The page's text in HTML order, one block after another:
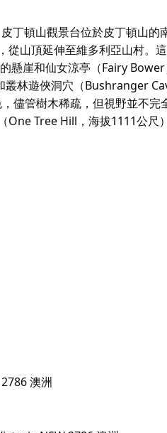
丁頓山觀景台位於皮丁頓山的
山頂延伸至維多利亞山村。
懸崖和仙女涼亭（Fairy
林遊俠洞穴（Bushranger
儘管樹木稀疏，但視野並不完
Tree Hill，海拔1111公尺）
山頂延伸至維多利亞山村。這
崖和仙女涼亭（Fairy Bower
高點－獨樹山（One Tree Hill
澳洲